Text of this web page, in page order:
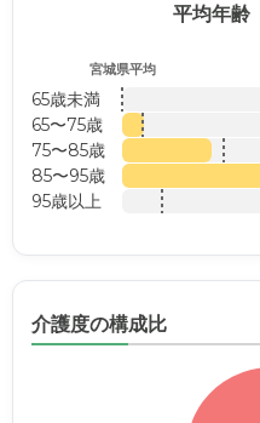
平均年齢
宮城県平均
65歳未満
65〜75歳
75〜85歳
85〜95歳
95歳以上
介護度の構成比